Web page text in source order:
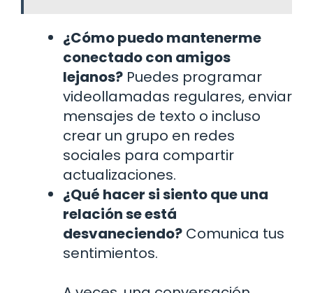
¿Cómo puedo mantenerme
conectado con amigos
lejanos? Puedes programar
videollamadas regulares, enviar
mensajes de texto o incluso
crear un grupo en redes
sociales para compartir
actualizaciones.
¿Qué hacer si siento que una
relación se está
desvaneciendo? Comunica tus
sentimientos.